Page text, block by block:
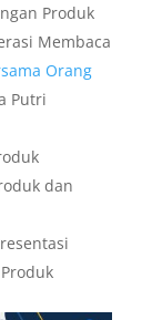
Produk
Membaca
Orang
Putri
dan